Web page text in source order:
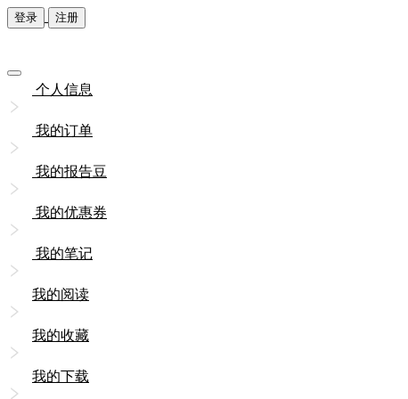
登录 注册
个人信息
我的订单
我的报告豆
我的优惠券
我的笔记
我的阅读
我的收藏
我的下载